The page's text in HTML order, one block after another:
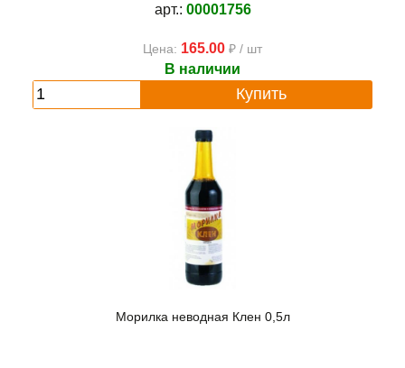
арт.: 00001756
Цена: 165.00 ₽ / шт
В наличии
Купить
Морилка неводная Клен 0,5л